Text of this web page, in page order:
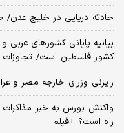
حادثه دریایی در خلیج
بیانیه پایانی کشورهای
کشور فلسطین است/ تجاوزات
رایزنی وزرای خارجه مصر و
واکنش بورس به خبر
راه است؟ +فیلم